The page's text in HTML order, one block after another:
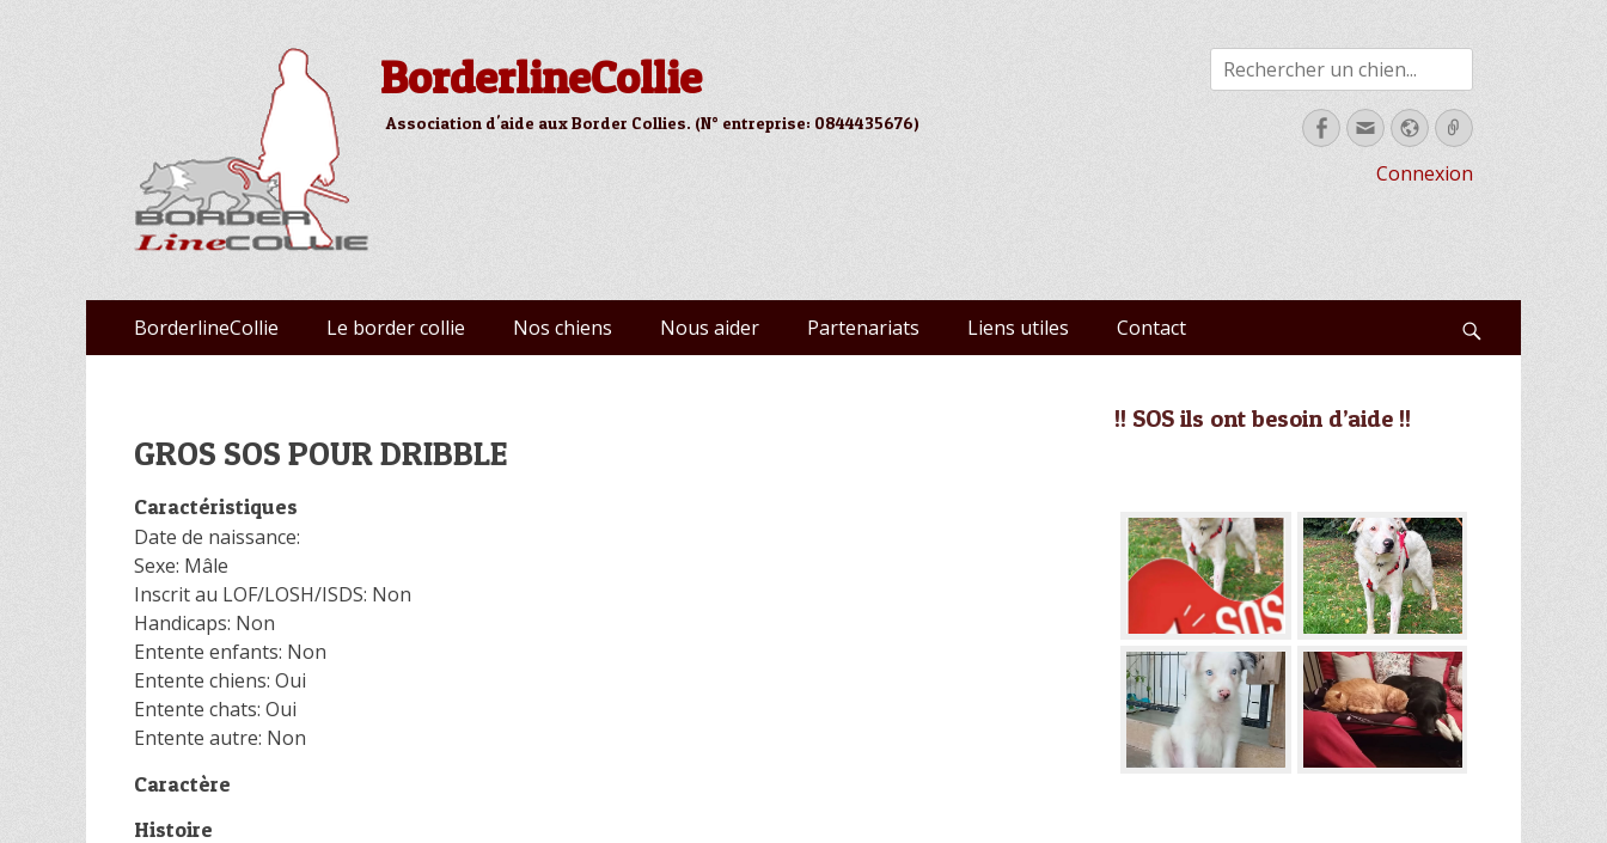
BorderlineCollie
Association d'aide aux Border Collies. (N° entreprise: 0844435676)
Rechercher
Facebook
EmailSite
web
Link
Connexion
Premier menu
BorderlineCollie Le border collie Nos chiens Nous aider Partenariats Liens utiles Contact
GROS SOS POUR DRIBBLE
Caractéristiques
Date de naissance:
Sexe: Mâle
Inscrit au LOF/LOSH/ISDS: Non
Handicaps: Non
Entente enfants: Non
Entente chiens: Oui
Entente chats: Oui
Entente autre: Non
Caractère
Histoire
!! SOS ils ont besoin d’aide !!